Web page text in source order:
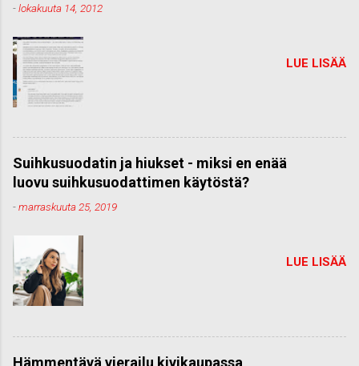
-lokakuuta 14, 2012
LUE LISÄÄ
Suihkusuodatin ja hiukset - miksi en enää
luovu suihkusuodattimen käytöstä?
-marraskuuta 25, 2019
LUE LISÄÄ
Hämmentävä vierailu kivikaupassa